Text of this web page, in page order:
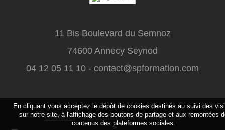
11 Bis Boulevard du Semnoz
74600 Annecy Seynod
04 12 05 11 10 - contact@spformation.com
Contact-Recrutement formateurs
En cliquant vous acceptez le dépôt de cookies destinés au suivi des
sur notre site, à l'affichage des boutons de partage et aux remontées
contenus des plateformes sociales.